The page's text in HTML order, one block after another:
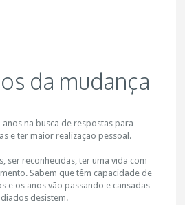
da mudança
na busca de respostas para
e ter maior realização pessoal.
ser reconhecidas, ter uma vida com
Sabem que têm capacidade de
e os anos vão passando e cansadas
desistem.